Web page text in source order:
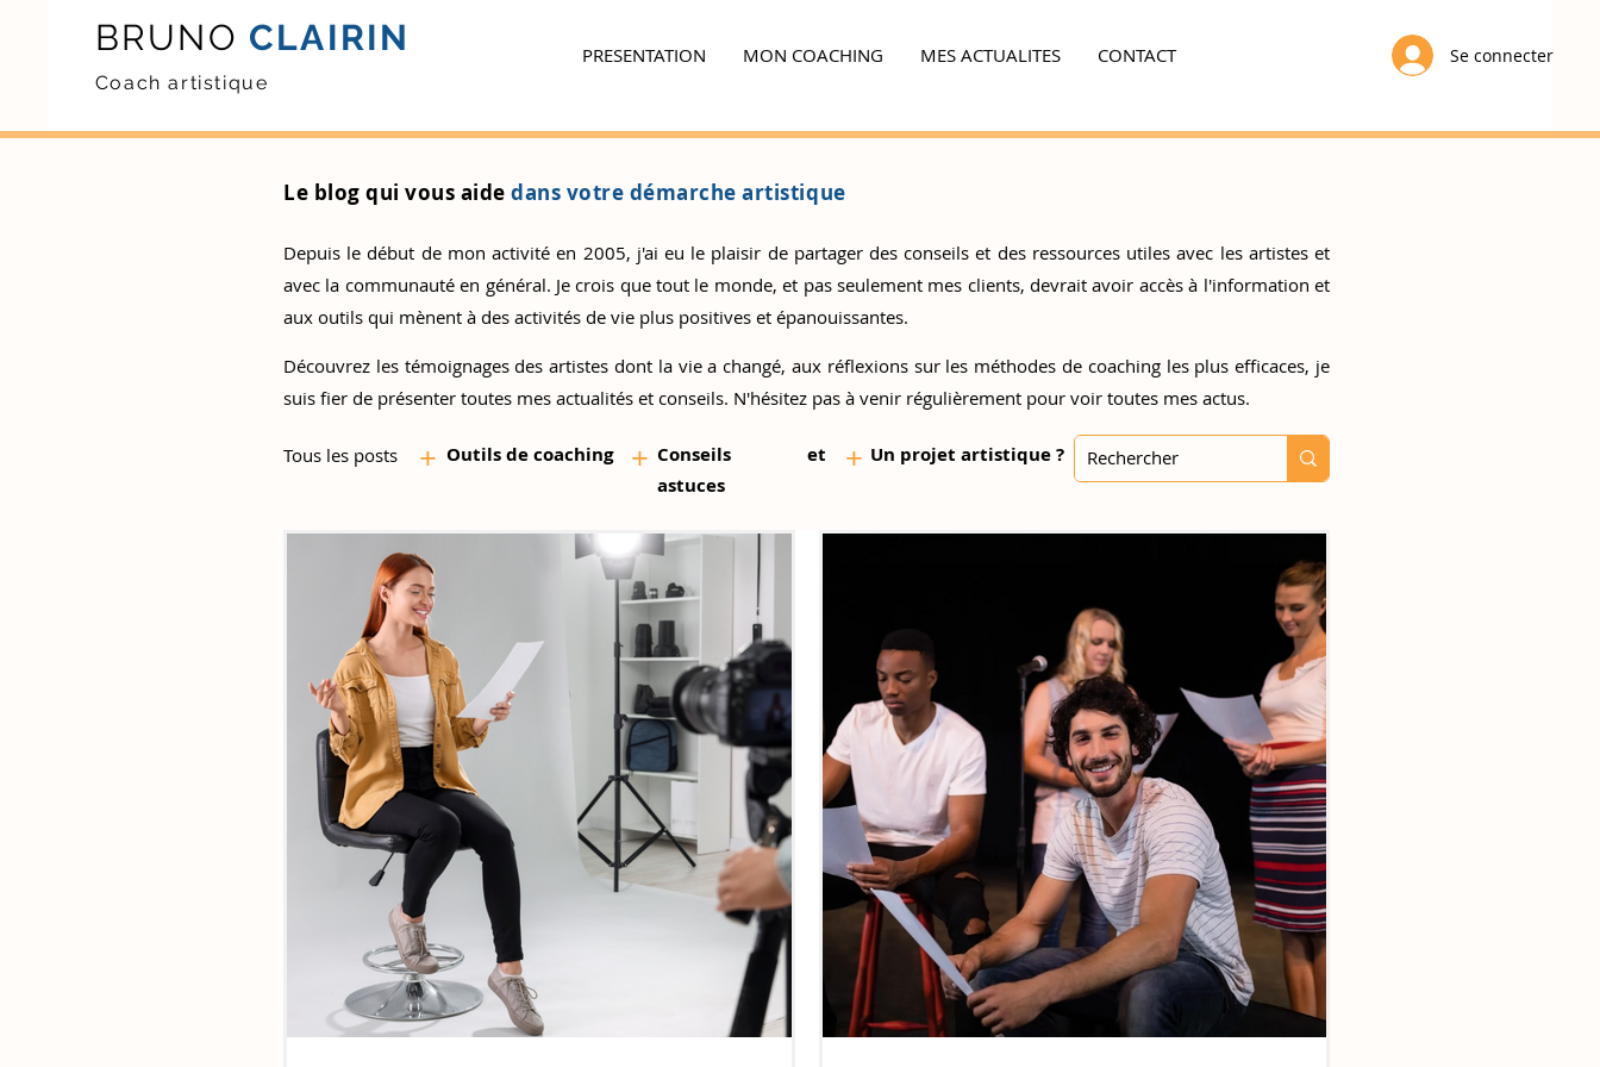
BRUNO CLAIRIN
Coach artistique
PRESENTATION MON COACHING MES ACTUALITES CONTACT Se connecter
Le blog qui vous aidedans votre démarche artistique
Depuis le début de mon activité en 2005, j'ai eu le plaisir de partager des conseils et des ressources utiles avec les artistes et
avec la communauté en général. Je crois que tout le monde, et pas seulement mes clients, devrait avoir accès à l'information et
aux outils qui mènent à des activités de vie plus positives et épanouissantes.
Découvrez les témoignages des artistes dont la vie a changé, aux réflexions sur les méthodes de coaching les plus efficaces, je
suis fier de présenter toutes mes actualités et conseils. N'hésitez pas à venir régulièrement pour voir toutes mes actus.
Tous les posts + Outils de coaching + Conseils et
astuces
+ Un projet artistique ?
Ensemble, faites la différence...